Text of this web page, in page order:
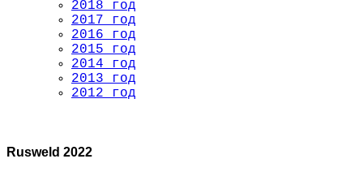
2018 год
2017 год
2016 год
2015 год
2014 год
2013 год
2012 год
Rusweld 2022